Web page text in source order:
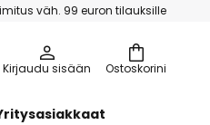
väh. 99 euron tilauksille
Ostoskorini
Kirjaudu sisään